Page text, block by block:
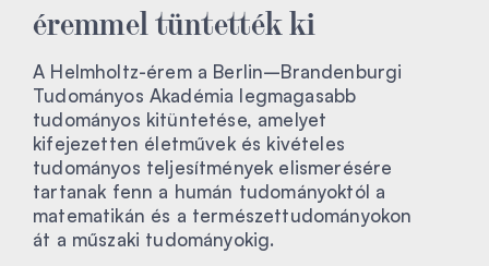
éremmel tüntették ki
A Helmholtz-érem a Berlin–Brandenburgi
Tudományos Akadémia legmagasabb
tudományos kitüntetése, amelyet
kifejezetten életművek és kivételes
tudományos teljesítmények elismerésére
tartanak fenn a humán tudományoktól a
matematikán és a természettudományokon
át a műszaki tudományokig.